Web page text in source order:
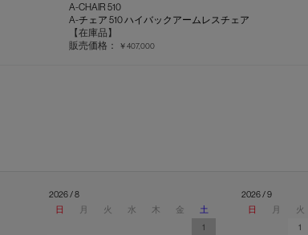
A-CHAIR 510
A-チェア 510 ハイバックアームレスチェア
【在庫品】
販売価格：
￥407,000
2026 / 8
日
月 火 水 木 金
土
1
2026 / 9
日
月 火
1